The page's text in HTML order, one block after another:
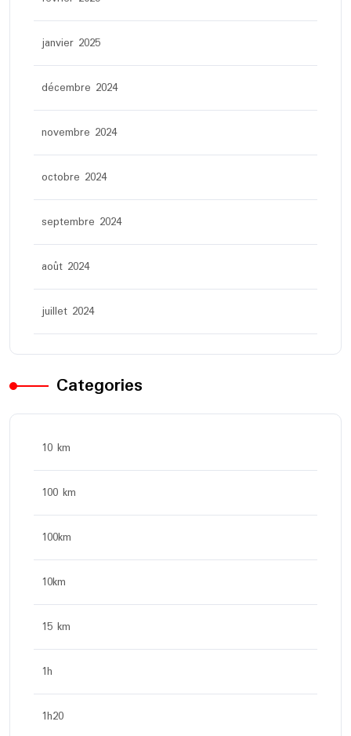
janvier 2025
décembre 2024
novembre 2024
octobre 2024
septembre 2024
août 2024
juillet 2024
Categories
10 km
100 km
100km
10km
15 km
1h
1h20